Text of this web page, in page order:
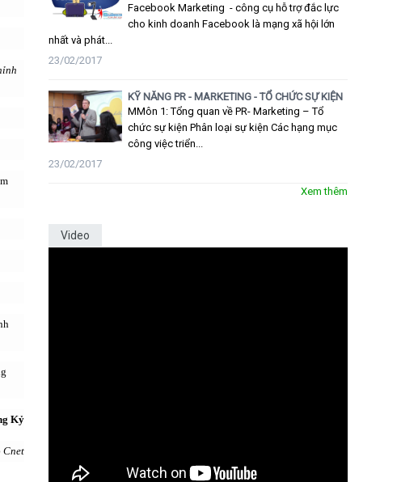
Kỷ
Cnet
Facebook Marketing - công cụ hỗ trợ đắc lực
cho kinh doanh Facebook là mạng xã hội lớn
nhất và phát...
23/02/2017
KỸ NĂNG PR - MARKETING - TỔ CHỨC SỰ KIỆN
MMôn 1: Tổng quan về PR- Marketing – Tổ
chức sự kiện Phân loại sự kiện Các hạng mục
công việc triển...
23/02/2017
Xem thêm
Video